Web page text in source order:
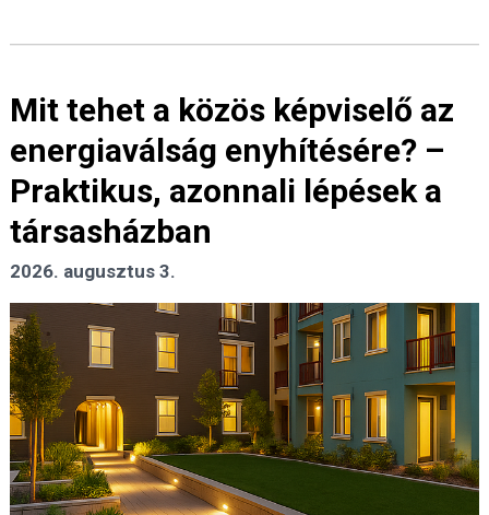
Mit tehet a közös képviselő az
energiaválság enyhítésére? –
Praktikus, azonnali lépések a
társasházban
2026. augusztus 3.